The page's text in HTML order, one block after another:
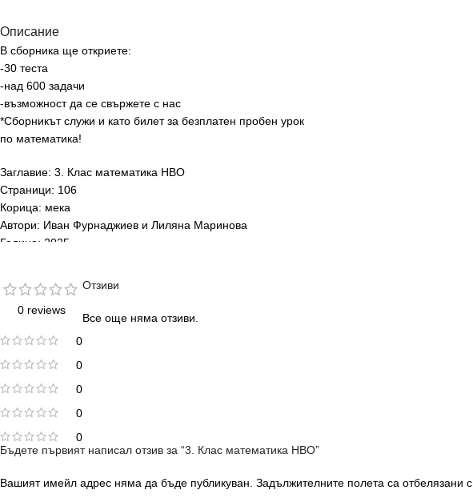
Описание
В сборника ще откриете:
-30 теста
-над 600 задачи
-възможност да се свържете с нас
*Сборникът служи и като билет за безплатен пробен урок
по математика!
Заглавие: 3. Клас математика НВО
Страници: 106
Корица: мека
Автори: Иван Фурнаджиев и Лиляна Маринова
Година: 2025
ISBN: 978-619-93344-3-0
Цена: 18.00 лв
0 reviews
0
0
0
0
0
Отзиви
Все още няма отзиви.
Бъдете първият написал отзив за “3. Клас математика НВО”
Вашият имейл адрес няма да бъде публикуван. Задължителните полета са отбелязани с